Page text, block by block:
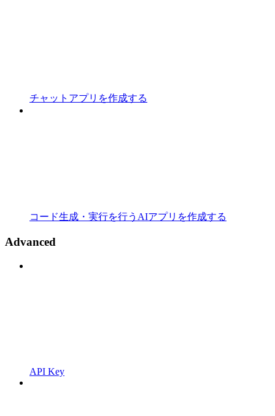
チャットアプリを作成する
コード生成・実行を行うAIアプリを作成する
Advanced
API Key